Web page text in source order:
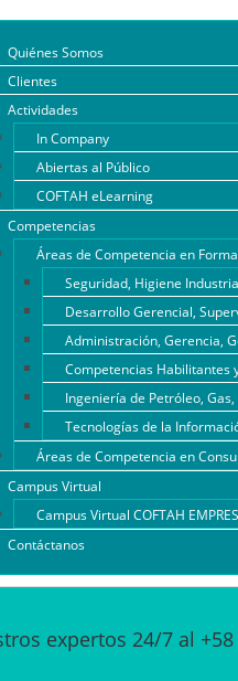
Quiénes Somos
Clientes
Actividades
In Company
Abiertas al Público
COFTAH eLearning
Competencias
Áreas de Competencia en
Seguridad, Higiene
Desarrollo Gerencial,
Administración, Gerencia,
Competencias Habilitantes
Ingeniería de Petróleo,
Tecnologías de la
Áreas de Competencia en
Campus Virtual
Campus Virtual COFTAH
Contáctanos
expertos 24/7 al +58